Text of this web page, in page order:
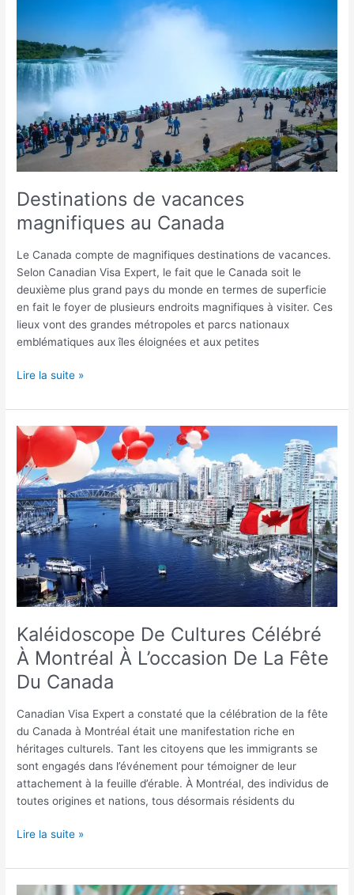
Destinations de vacances
magnifiques au Canada
Le Canada compte de magnifiques destinations de vacances.
Selon Canadian Visa Expert, le fait que le Canada soit le
deuxième plus grand pays du monde en termes de superficie
en fait le foyer de plusieurs endroits magnifiques à visiter. Ces
lieux vont des grandes métropoles et parcs nationaux
emblématiques aux îles éloignées et aux petites
magnifiques
au
Canada
Lire la suite »
Kaléidoscope De Cultures Célébré
À Montréal À L’occasion De La Fête
Du Canada
Canadian Visa Expert a constaté que la célébration de la fête
du Canada à Montréal était une manifestation riche en
héritages culturels. Tant les citoyens que les immigrants se
sont engagés dans l’événement pour témoigner de leur
attachement à la feuille d’érable. À Montréal, des individus de
toutes origines et nations, tous désormais résidents du
Kaléidoscope
De
Cultures
Célébré
À
Montréal
À
L’occasion
De
Fête
Du
Canada
Lire la suite »